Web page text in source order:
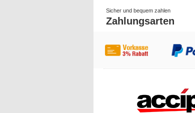
Sicher und bequem zahlen
Zahlungsarten